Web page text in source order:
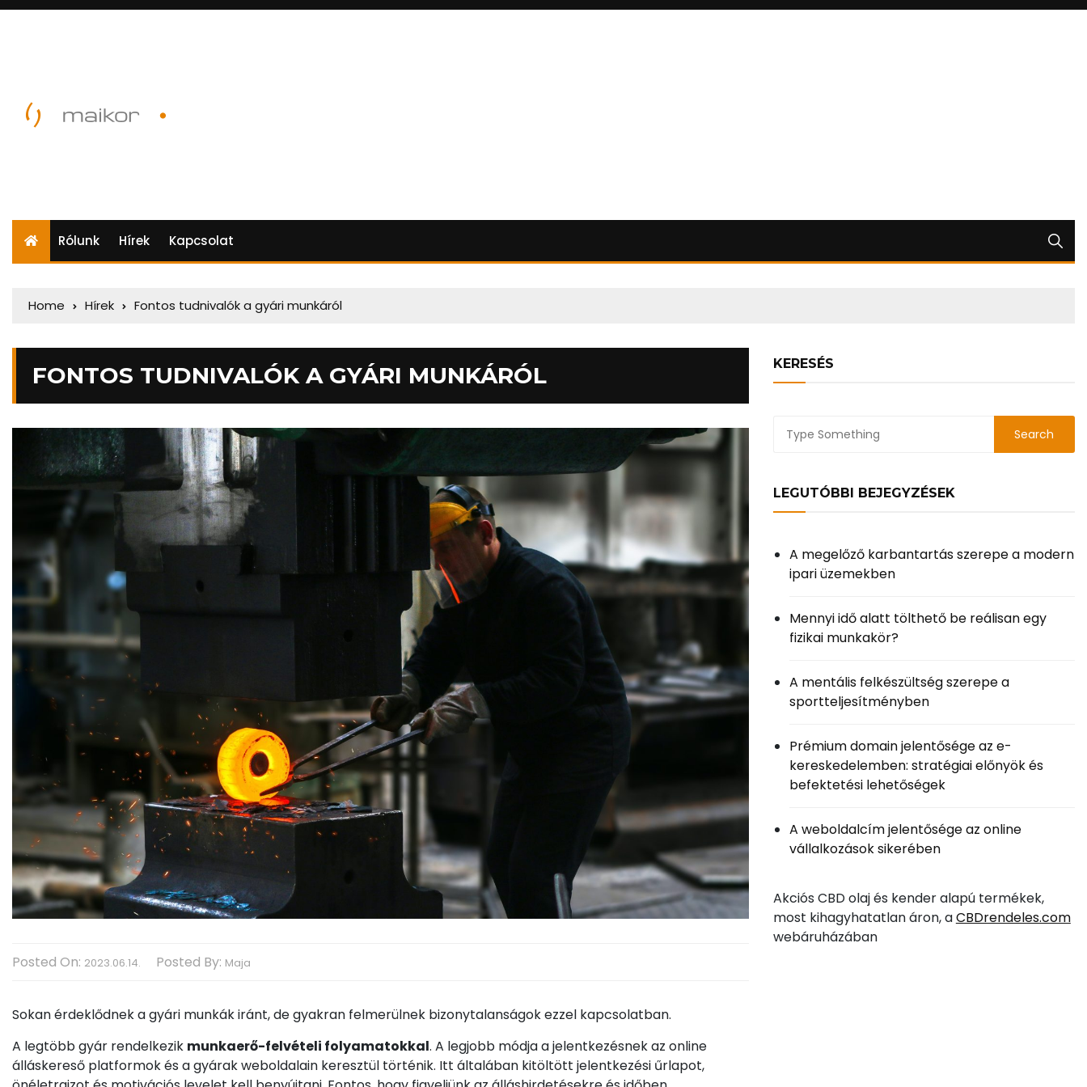
Rólunk Hírek Kapcsolat
Home Hírek Fontos tudnivalók a gyári munkáról
FONTOS TUDNIVALÓK A GYÁRI MUNKÁRÓL
Posted On: 2023.06.14. Posted By: Maja
Sokan érdeklődnek a gyári munkák iránt, de gyakran felmerülnek bizonytalanságok ezzel kapcsolatban.
A legtöbb gyár rendelkezik munkaerő-felvételi folyamatokkal. A legjobb módja a jelentkezésnek az online
álláskereső platformok és a gyárak weboldalain keresztül történik. Itt általában kitöltött jelentkezési űrlapot,
KERESÉS
LEGUTÓBBI BEJEGYZÉSEK
A megelőző karbantartás szerepe a modern
ipari üzemekben
Mennyi idő alatt tölthető be reálisan egy
fizikai munkakör?
A mentális felkészültség szerepe a
sportteljesítményben
Prémium domain jelentősége az e-
kereskedelemben: stratégiai előnyök és
befektetési lehetőségek
A weboldalcím jelentősége az online
vállalkozások sikerében
Akciós CBD olaj és kender alapú termékek,
most kihagyhatatlan áron, aCBDrendeles.com
webáruházában